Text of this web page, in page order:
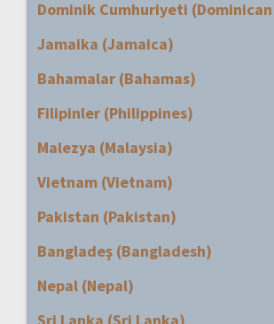
Dominik Cumhuriyeti
Jamaika (Jamaica)
Bahamalar (Bahamas)
Filipinler (Philippines)
Malezya (Malaysia)
Vietnam (Vietnam)
Pakistan (Pakistan)
Bangladeş (Bangladesh)
Nepal (Nepal)
Sri Lanka (Sri Lanka)